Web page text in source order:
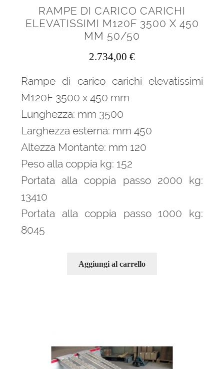
RAMPE DI CARICO CARICHI
ELEVATISSIMI M120F 3500 X 450
MM 50/50
2.734,00 €
Rampe di carico carichi elevatissimi
M120F 3500 x 450 mm
Lunghezza: mm 3500
Larghezza esterna: mm 450
Altezza Montante: mm 120
Peso alla coppia kg: 152
Portata alla coppia passo 2000 kg:
13410
Portata alla coppia passo 1000 kg:
8045
Aggiungi al carrello